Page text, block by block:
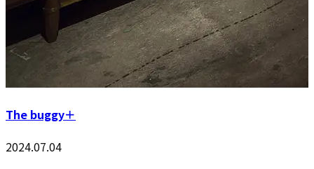
The buggy＋
2024.07.04